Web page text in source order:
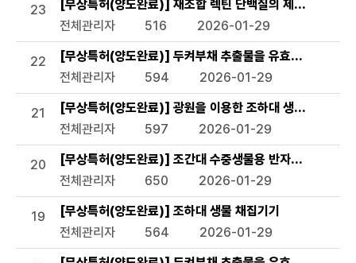
23
[무상특허(양도완료)] 재조합 렉틴 단백질의 제조방법 및
전체관리자
516 2026-01-29
22
[무상특허(양도완료)] 두켜부채 추출물을 유효성분으로 함
전체관리자
594 2026-01-29
21
[무상특허(양도완료)] 광원을 이용한 조하대 생물 조사장비
전체관리자
597 2026-01-29
20
[무상특허(양도완료)] 조간대 수중생물용 반자동 채집기
전체관리자
650 2026-01-29
19
[무상특허(양도완료)] 조하대 생물 채집기기
전체관리자
564 2026-01-29